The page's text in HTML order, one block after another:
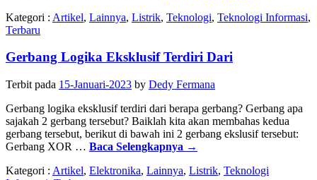
Kategori : Artikel, Lainnya, Listrik, Teknologi, Teknologi Informasi,
Terbaru
Gerbang Logika Eksklusif Terdiri Dari
Terbit pada 15-Januari-2023 by Dedy Fermana
Gerbang logika eksklusif terdiri dari berapa gerbang? Gerbang apa
sajakah 2 gerbang tersebut? Baiklah kita akan membahas kedua
gerbang tersebut, berikut di bawah ini 2 gerbang ekslusif tersebut:
Gerbang XOR … Baca Selengkapnya →
Kategori : Artikel, Elektronika, Lainnya, Listrik, Teknologi